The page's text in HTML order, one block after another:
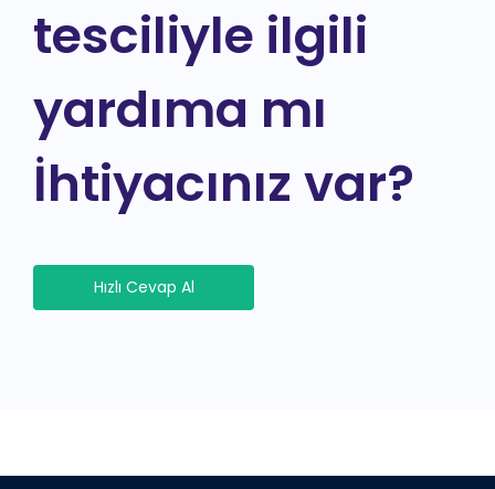
tesciliyle ilgili
yardıma mı
İhtiyacınız var?
Hızlı Cevap Al